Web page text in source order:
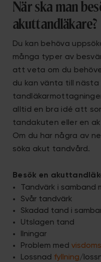
När ska man
akuttandläkare?
Du kan behöva
många typer av
att veta om du
du kan vänta till
alltid en bra idé att
tandakuten eller en
Om du har några av
söka akut tandvård.
Besök en
Tandvärk i samband
Svår tandvärk
Skadad tand i
Utslagen tand
Ilningar
Problem med
Lossnad fyllning/